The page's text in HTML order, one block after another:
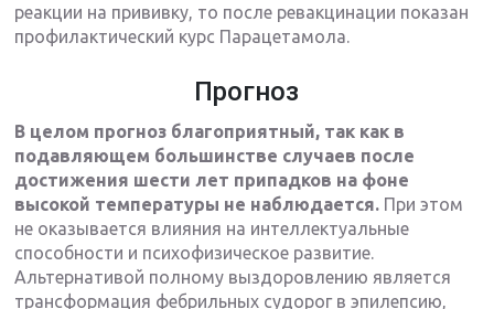
реакции на прививку, то после ревакцинации показан
профилактический курс Парацетамола.
Прогноз
В целом прогноз благоприятный, так как в
подавляющем большинстве случаев после
достижения шести лет припадков на фоне
высокой температуры не наблюдается. При этом
не оказывается влияния на интеллектуальные
способности и психофизическое развитие.
Альтернативой полному выздоровлению является
трансформация фебрильных судорог в эпилепсию,